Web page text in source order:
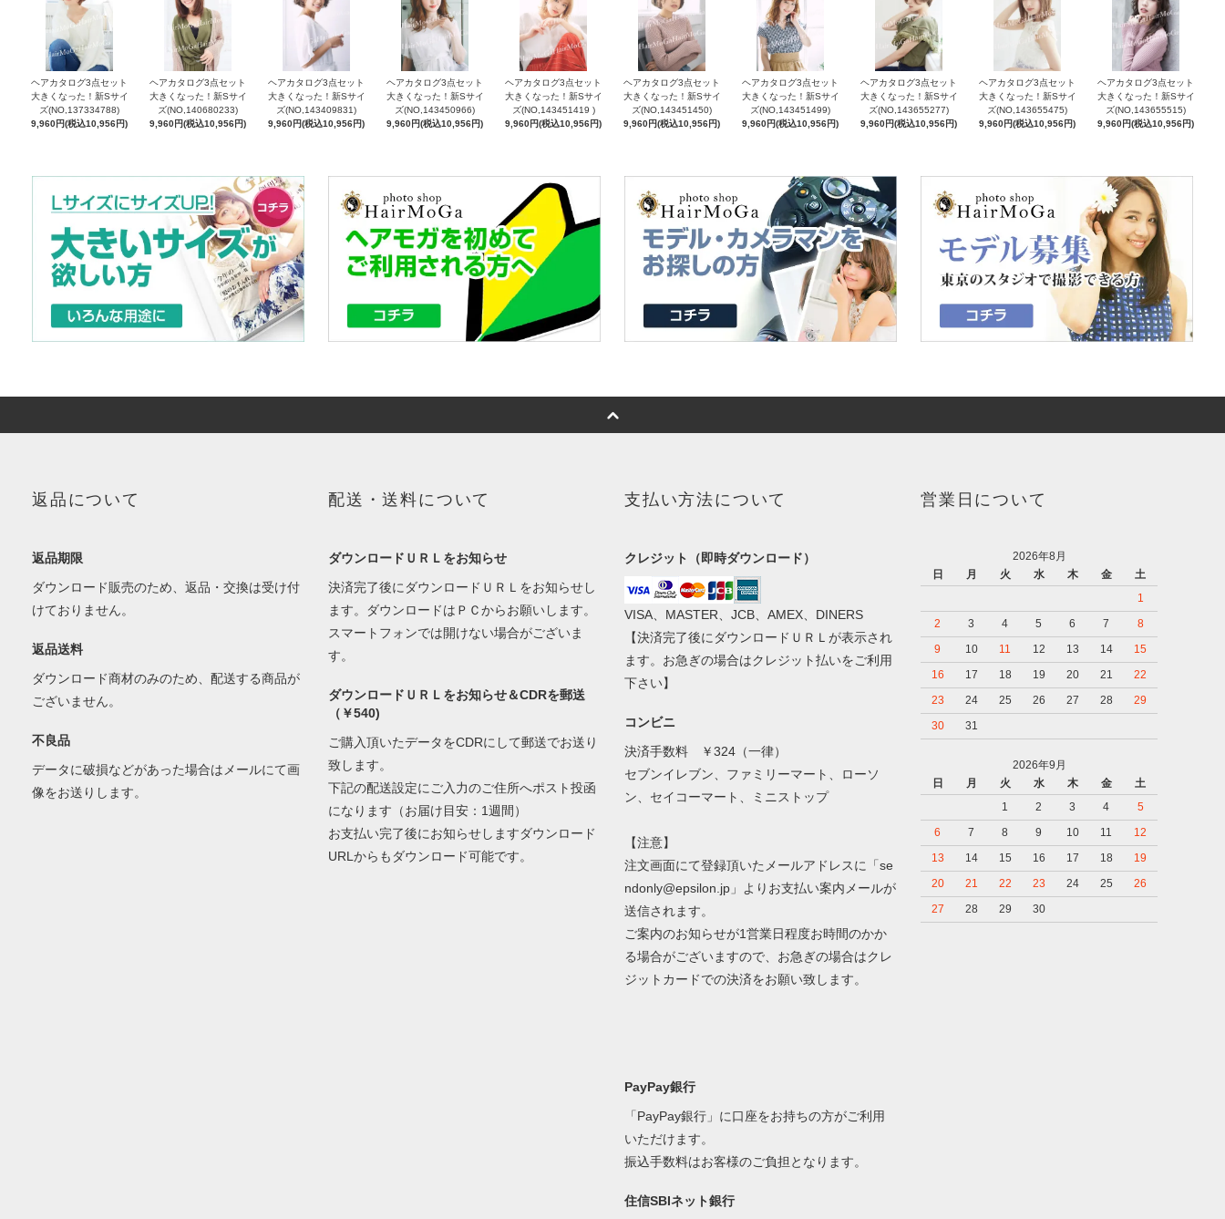
ヘアカタログ3点セット
大きくなった！新Sサイ
ズ(NO,137334788)
9,960円(税込10,956円)
ヘアカタログ3点セット
大きくなった！新Sサイ
ズ(NO,140680233)
9,960円(税込10,956円)
ヘアカタログ3点セット
大きくなった！新Sサイ
ズ(NO,143409831)
9,960円(税込10,956円)
ヘアカタログ3点セット
大きくなった！新Sサイ
ズ(NO,143450966)
9,960円(税込10,956円)
ヘアカタログ3点セット
大きくなった！新Sサイ
ズ(NO,143451419 )
9,960円(税込10,956円)
ヘアカタログ3点セット
大きくなった！新Sサイ
ズ(NO,143451450)
9,960円(税込10,956円)
ヘアカタログ3点セット
大きくなった！新Sサイ
ズ(NO,143451499)
9,960円(税込10,956円)
ヘアカタログ3点セット
大きくなった！新Sサイ
ズ(NO,143655277)
9,960円(税込10,956円)
ヘアカタログ3点セット
大きくなった！新Sサイ
ズ(NO,143655475)
9,960円(税込10,956円)
ヘアカタログ3点セット
大きくなった！新Sサイ
ズ(NO,143655515)
9,960円(税込10,956円)
返品について
返品期限
ダウンロード販売のため、返品・交換は受け付
けておりません。
返品送料
ダウンロード商材のみのため、配送する商品が
ございません。
不良品
データに破損などがあった場合はメールにて画
像をお送りします。
配送・送料について
ダウンロードＵＲＬをお知らせ
決済完了後にダウンロードＵＲＬをお知らせし
ます。ダウンロードはＰＣからお願いします。
スマートフォンでは開けない場合がございま
す。
ダウンロードＵＲＬをお知らせ＆CDRを郵送
（￥540)
ご購入頂いたデータをCDRにして郵送でお送り
致します。
下記の配送設定にご入力のご住所へポスト投函
になります（お届け目安：1週間）
お支払い完了後にお知らせしますダウンロード
URLからもダウンロード可能です。
支払い方法について
クレジット（即時ダウンロード）
VISA、MASTER、JCB、AMEX、DINERS
【決済完了後にダウンロードＵＲＬが表示され
ます。お急ぎの場合はクレジット払いをご利用
下さい】
コンビニ
決済手数料 ￥324（一律）
セブンイレブン、ファミリーマート、ローソ
ン、セイコーマート、ミニストップ
【注意】
注文画面にて登録頂いたメールアドレスに「se
ndonly@epsilon.jp」よりお支払い案内メールが
送信されます。
ご案内のお知らせが1営業日程度お時間のかか
る場合がございますので、お急ぎの場合はクレ
ジットカードでの決済をお願い致します。
PayPay銀行
「PayPay銀行」に口座をお持ちの方がご利用
いただけます。
振込手数料はお客様のご負担となります。
住信SBIネット銀行
営業日について
2026年8月
日
月 火 水 木 金
土
1
2
3 4 5 6 7
8
9
10 11 12 13 14
15
16
17 18 19 20 21
22
23
24 25 26 27 28
29
30
31
2026年9月
日
月 火 水 木 金
土
1
2 3 4
5
6
7 8 9 10 11
12
13
14 15 16 17 18
19
20
21 22 23 24 25
26
27
28 29 30